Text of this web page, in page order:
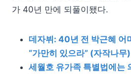
가 40년 만에 되풀이됐다.
데자뷔: 40년 전 박근혜 어
“가만히 있으라” (자작나무)
세월호 유가족 특별법에는